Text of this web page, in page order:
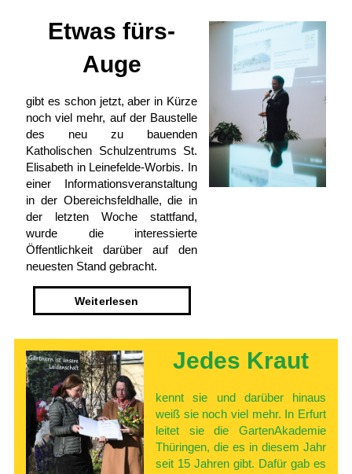
Etwas fürs­
Auge
gibt es schon jetzt, aber in Kürze
noch viel mehr, auf der Baustelle
des neu zu bauenden
Katholischen Schulzentrums St.
Elisabeth in Leinefelde-Worbis. In
einer Informationsveranstaltung
in der Obereichsfeldhalle, die in
der letzten Woche stattfand,
wurde die interessierte
Öffentlichkeit darüber auf den
neuesten Stand gebracht.
Weiter­lesen
Jedes­ Kraut
kennt sie und darüber hinaus
weiß sie noch viel mehr. In Erfurt
leitet sie die GartenAkademie
Thüringen, die es in diesem Jahr
seit 15 Jahren gibt. Dafür gab es